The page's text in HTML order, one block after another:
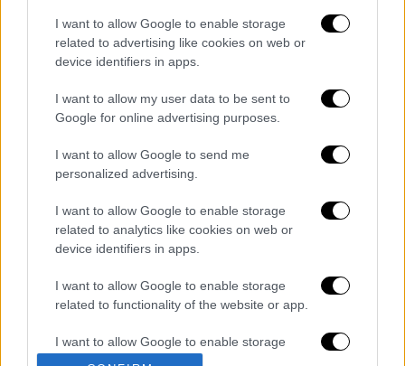
I want to allow Google to enable storage
related to advertising like cookies on web or
device identifiers in apps.
I want to allow my user data to be sent to
Google for online advertising purposes.
I want to allow Google to send me
personalized advertising.
I want to allow Google to enable storage
related to analytics like cookies on web or
device identifiers in apps.
I want to allow Google to enable storage
related to functionality of the website or app.
I want to allow Google to enable storage
Ένα νεαρό κορίτσι, που
πόδι, μεταφέρθηκε άμεσα στο Κέντρο Υγείας
για περίθαλψη.
Διαβάστε ακόμη
όπου ξεκίνησε η φωτιά - Στο στόχαστρο
όλα τα έργα του συλληφθέντα δημάρχου
Σέρρες που σκοτώθηκαν μητέρα και γιος:
Το ΙΧ πέφτει πάνω στο φορτηγό
Ο Ερυθρός Σταυρός έσβησε βίντεο για το
προσφυγικό ταξίδι του 26χρονου